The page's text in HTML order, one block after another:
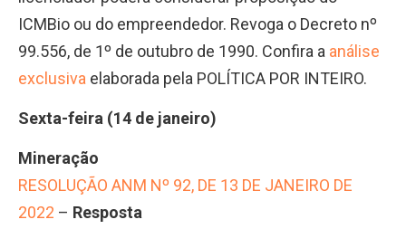
ICMBio ou do empreendedor. Revoga o Decreto nº
99.556, de 1º de outubro de 1990. Confira a análise
exclusiva elaborada pela POLÍTICA POR INTEIRO.
Sexta-feira (14 de janeiro)
Mineração
RESOLUÇÃO ANM Nº 92, DE 13 DE JANEIRO DE
2022 – Resposta